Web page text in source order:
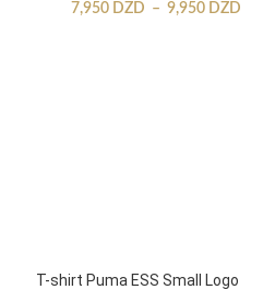
7,950 DZD – 9,950 DZD
T-shirt Puma ESS Small Logo